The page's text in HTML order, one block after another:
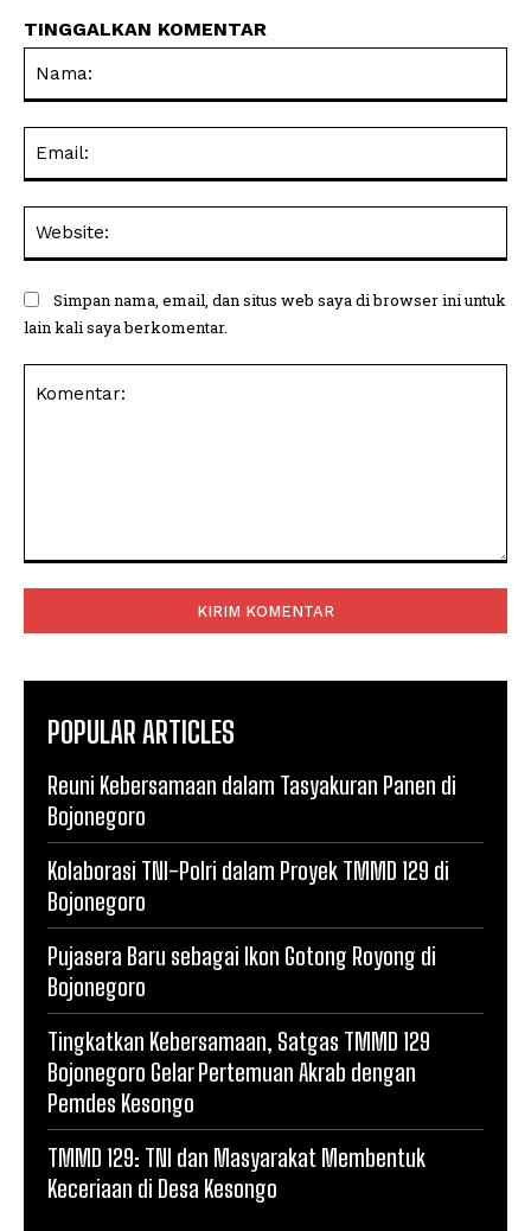
TINGGALKAN KOMENTAR
Simpan nama, email, dan situs web saya di browser ini untuk
lain kali saya berkomentar.
POPULAR ARTICLES
Reuni Kebersamaan dalam Tasyakuran Panen di
Bojonegoro
Kolaborasi TNI-Polri dalam Proyek TMMD 129 di
Bojonegoro
Pujasera Baru sebagai Ikon Gotong Royong di
Bojonegoro
Tingkatkan Kebersamaan, Satgas TMMD 129
Bojonegoro Gelar Pertemuan Akrab dengan
Pemdes Kesongo
TMMD 129: TNI dan Masyarakat Membentuk
Keceriaan di Desa Kesongo